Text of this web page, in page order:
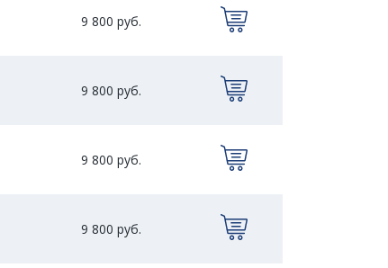
9 800 руб.
9 800 руб.
9 800 руб.
9 800 руб.